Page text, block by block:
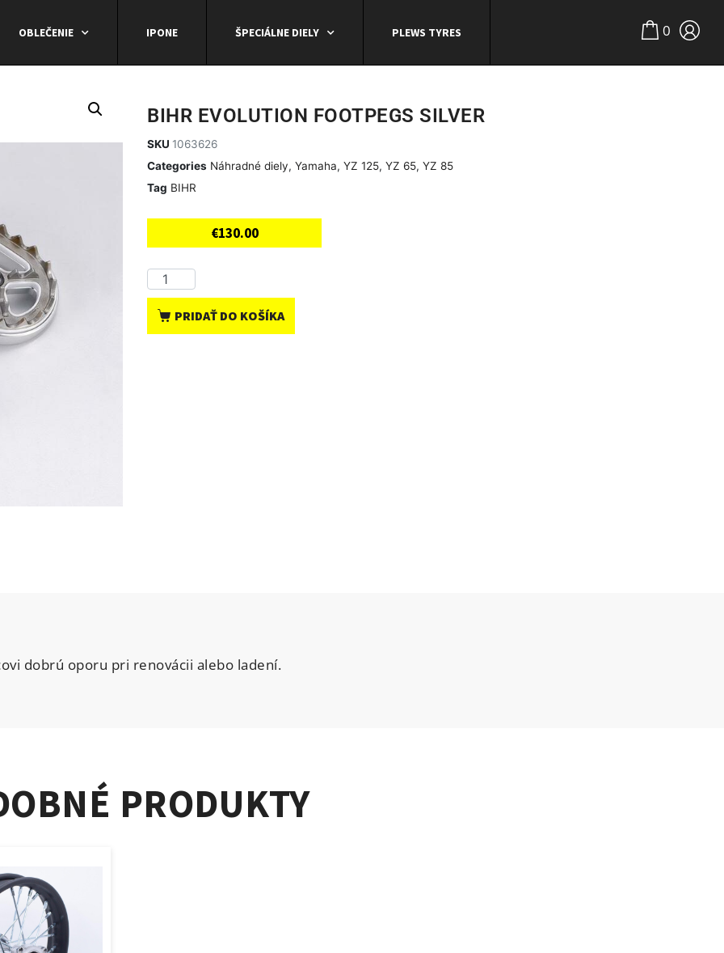
OBLEČENIE IPONE ŠPECIÁLNE DIELY PLEWS TYRES 0
BIHR EVOLUTION FOOTPEGS SILVER
SKU 1063626
Categories Náhradné diely, Yamaha, YZ 125, YZ 65, YZ 85
Tag BIHR
€130.00
PRIDAŤ DO KOŠÍKA
dobrú oporu pri renovácii alebo ladení.
PRODUKTY